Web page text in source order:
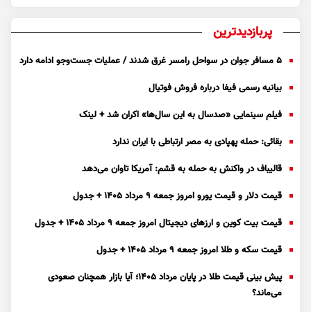
پربازدیدترین
۵ مسافر جوان در سواحل رامسر غرق شدند / عملیات جست‌و‌جو ادامه دارد
بیانیه رسمی فیفا درباره فروش فوتیال
فیلم سینمایی «صدسال به این سال‌ها» اکران شد + لینک
بقائی: حمله پهپادی به مصر ارتباطی با ایران ندارد
قالیباف در واکنش به حمله به قشم: آمریکا تاوان می‌دهد
قیمت دلار و قیمت یورو امروز جمعه ۹ مرداد ۱۴۰۵ + جدول
قیمت بیت کوین و ارز‌های دیجیتال امروز جمعه ۹ مرداد ۱۴۰۵ + جدول
قیمت سکه و طلا امروز جمعه ۹ مرداد ۱۴۰۵ + جدول
پیش بینی قیمت طلا در پایان مرداد 1405؛ آیا بازار همچنان صعودی
می‌ماند؟